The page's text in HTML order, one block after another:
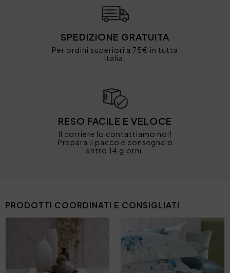
SPEDIZIONE GRATUITA
Per ordini superiori a 75€ in tutta
Italia.
RESO FACILE E VELOCE
Il corriere lo contattiamo noi!
Prepara il pacco e consegnalo
entro 14 giorni.
PRODOTTI COORDINATI E CONSIGLIATI